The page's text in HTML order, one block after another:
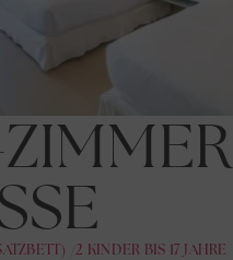
/2 KINDER BIS 17 JAHRE